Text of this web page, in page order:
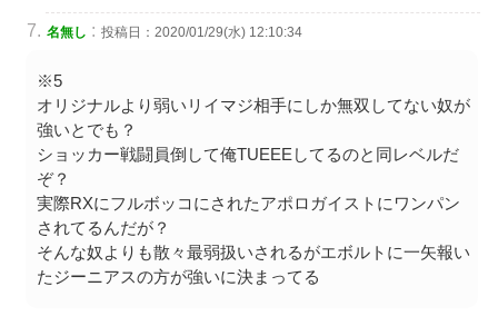
名無し : 投稿日：2020/01/29(水) 12:10:34
※5
オリジナルより弱いリイマジ相手にしか無双してない奴が
強いとでも？
ショッカー戦闘員倒して俺TUEEEしてるのと同レベルだ
ぞ？
実際RXにフルボッコにされたアポロガイストにワンパン
されてるんだが？
そんな奴よりも散々最弱扱いされるがエボルトに一矢報い
たジーニアスの方が強いに決まってる